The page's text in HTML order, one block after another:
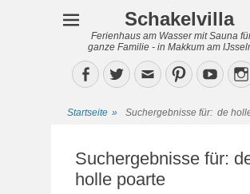
Schakelvilla
Ferienhaus am Wasser mit Sauna
ganze Familie - in Makkum am
Facebook
TwitterEmailPinterest
Startseite » Suchergebnisse für: de
Suchergebnisse für:
holle poarte